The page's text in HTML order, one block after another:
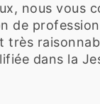
nous vous
de
très
dans la